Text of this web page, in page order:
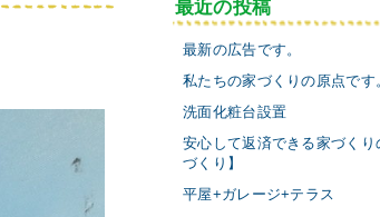
最近の投稿
最新の広告です。
私たちの家づくりの原点です
洗面化粧台設置
安心して返済できる家づくり
づくり】
平屋+ガレージ+テラス